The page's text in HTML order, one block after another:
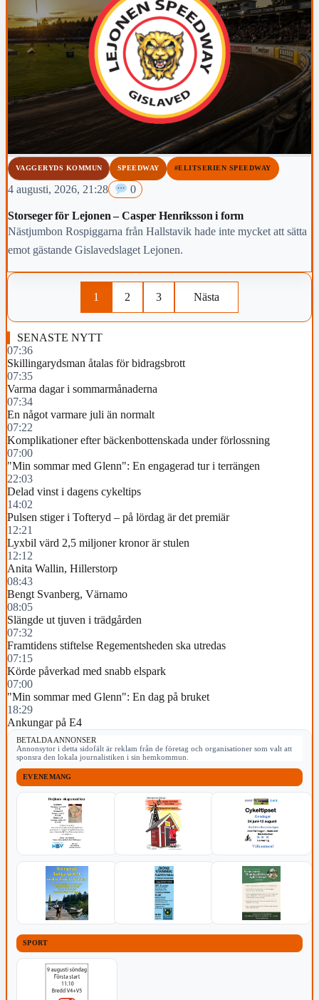
VAGGERYDS KOMMUN SPEEDWAY #ELITSERIEN SPEEDWAY
4 augusti, 2026, 21:28 0
Storseger för Lejonen – Casper Henriksson i form
Nästjumbon Rospiggarna från Hallstavik hade inte mycket att sätta
emot gästande Gislavedslaget Lejonen.
1 2 3 Nästa
SENASTE NYTT
07:36
Skillingarydsman åtalas för bidragsbrott
07:35
Varma dagar i sommarmånaderna
07:34
En något varmare juli än normalt
07:22
Komplikationer efter bäckenbottenskada under förlossning
07:00
"Min sommar med Glenn": En engagerad tur i terrängen
22:03
Delad vinst i dagens cykeltips
14:02
Pulsen stiger i Tofteryd – på lördag är det premiär
12:21
Lyxbil värd 2,5 miljoner kronor är stulen
12:12
Anita Wallin, Hillerstorp
08:43
Bengt Svanberg, Värnamo
08:05
Slängde ut tjuven i trädgården
07:32
Framtidens stiftelse Regementsheden ska utredas
07:15
Körde påverkad med snabb elspark
07:00
"Min sommar med Glenn": En dag på bruket
18:29
Ankungar på E4
BETALDA ANNONSER
Annonsytor i detta sidofält är reklam från de företag och organisationer som valt att
sponsra den lokala journalistiken i sin hemkommun.
EVENEMANG
SPORT